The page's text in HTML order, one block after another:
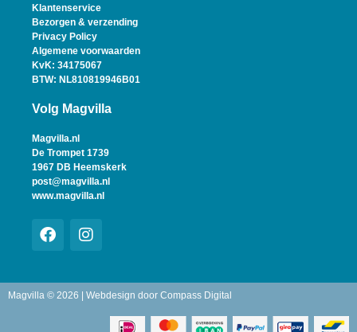
Klantenservice
Bezorgen & verzending
Privacy Policy
Algemene voorwaarden
KvK: 34175067
BTW: NL810819946B01
Volg Magvilla
Magvilla.nl
De Trompet 1739
1967 DB Heemskerk
post@magvilla.nl
www.magvilla.nl
Magvilla © 2026 | Webdesign door Compass Digital